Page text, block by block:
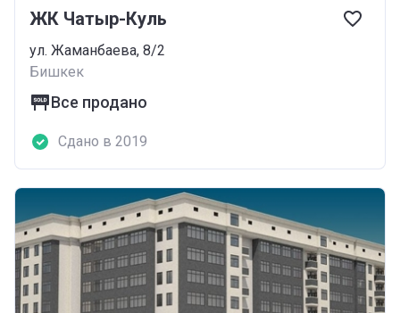
ЖК Чатыр-Куль
ул. Жаманбаева, 8/2
Бишкек
Все продано
Сдано в 2019